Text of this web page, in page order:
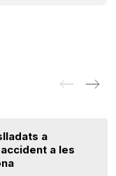
a
a les